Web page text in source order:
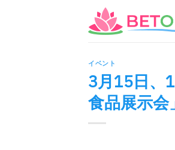
イベント
3月15日、
食品展示会